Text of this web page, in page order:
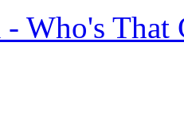
- Who's